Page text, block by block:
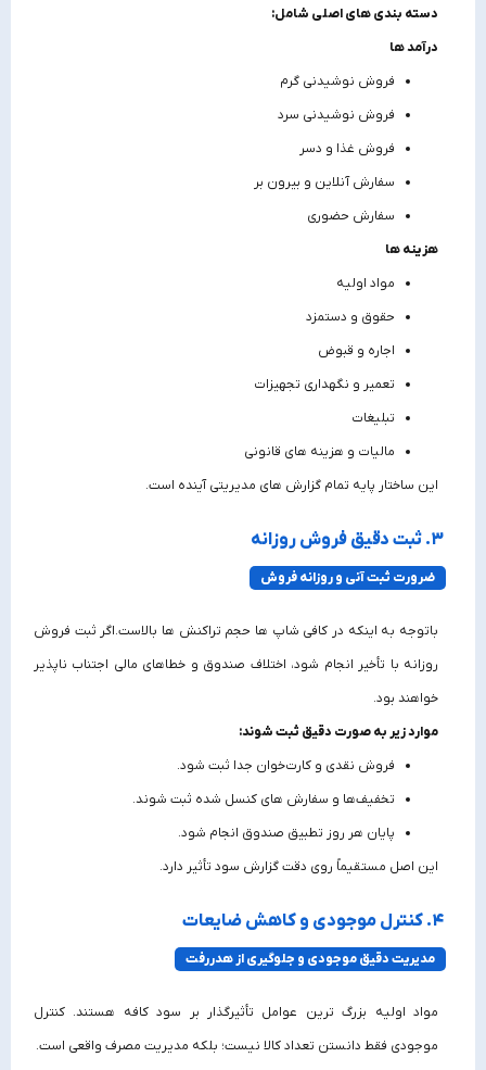
دسته‌ بندی‌ های اصلی شامل:
درآمد ها
فروش نوشیدنی گرم
فروش نوشیدنی سرد
فروش غذا و دسر
سفارش آنلاین و بیرون‌ بر
سفارش حضوری
هزینه‌ ها
مواد اولیه
حقوق و دستمزد
اجاره و قبوض
تعمیر و نگهداری تجهیزات
تبلیغات
مالیات و هزینه‌ های قانونی
این ساختار پایه تمام گزارش‌ های مدیریتی آینده است.
۳. ثبت دقیق فروش روزانه
ضرورت ثبت آنی و روزانه فروش
باتوجه به اینکه در کافی شاپ ها حجم تراکنش‌ ها بالاست.اگر ثبت فروش
روزانه با تأخیر انجام شود، اختلاف صندوق و خطاهای مالی اجتناب‌ ناپذیر
خواهند بود.
موارد زیر به صورت دقیق ثبت شوند:
فروش نقدی و کارت‌خوان جدا ثبت شود.
تخفیف‌ها و سفارش‌ های کنسل‌ شده ثبت شوند.
پایان هر روز تطبیق صندوق انجام شود.
این اصل مستقیماً روی دقت گزارش سود تأثیر دارد.
۴. کنترل موجودی و کاهش ضایعات
مدیریت دقیق موجودی و جلوگیری از هدررفت
مواد اولیه بزرگ‌ ترین عوامل تأثیرگذار بر سود کافه هستند. کنترل
موجودی فقط دانستن تعداد کالا نیست؛ بلکه مدیریت مصرف واقعی است.